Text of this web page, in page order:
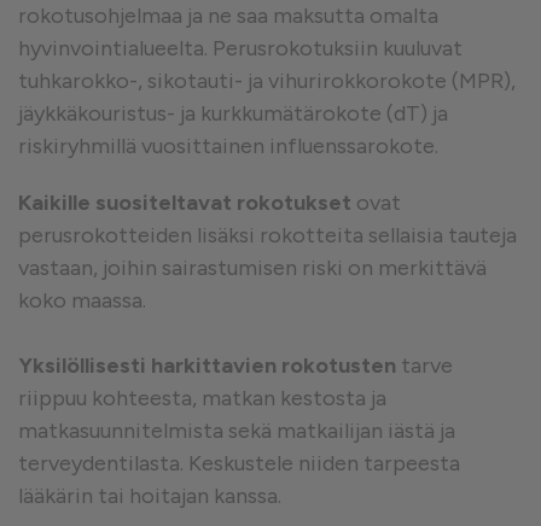
rokotusohjelmaa ja ne saa maksutta omalta
hyvinvointialueelta. Perusrokotuksiin kuuluvat
tuhkarokko-, sikotauti- ja vihurirokkorokote (MPR),
jäykkäkouristus- ja kurkkumätärokote (dT) ja
riskiryhmillä vuosittainen influenssarokote.
Kaikille suositeltavat rokotukset ovat
perusrokotteiden lisäksi rokotteita sellaisia tauteja
vastaan, joihin sairastumisen riski on merkittävä
koko maassa.
Yksilöllisesti harkittavien rokotusten tarve
riippuu kohteesta, matkan kestosta ja
matkasuunnitelmista sekä matkailijan iästä ja
terveydentilasta. Keskustele niiden tarpeesta
lääkärin tai hoitajan kanssa.